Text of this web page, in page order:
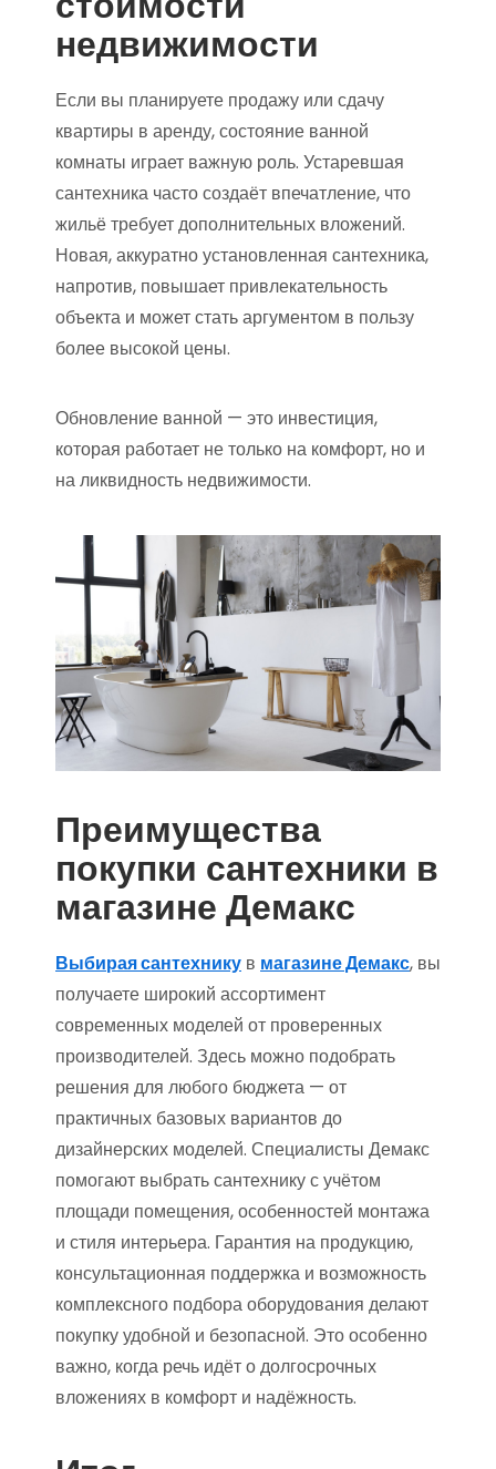
недвижимости
Если вы планируете продажу или сдачу
квартиры в аренду, состояние ванной
комнаты играет важную роль. Устаревшая
сантехника часто создаёт впечатление, что
жильё требует дополнительных вложений.
Новая, аккуратно установленная сантехника,
напротив, повышает привлекательность
объекта и может стать аргументом в пользу
более высокой цены.
Обновление ванной — это инвестиция,
которая работает не только на комфорт, но и
на ликвидность недвижимости.
Преимущества
покупки сантехники в
магазине Демакс
Выбирая сантехнику в магазине Демакс, вы
получаете широкий ассортимент
современных моделей от проверенных
производителей. Здесь можно подобрать
решения для любого бюджета — от
практичных базовых вариантов до
дизайнерских моделей. Специалисты Демакс
помогают выбрать сантехнику с учётом
площади помещения, особенностей монтажа
и стиля интерьера. Гарантия на продукцию,
консультационная поддержка и возможность
комплексного подбора оборудования делают
покупку удобной и безопасной. Это особенно
важно, когда речь идёт о долгосрочных
вложениях в комфорт и надёжность.